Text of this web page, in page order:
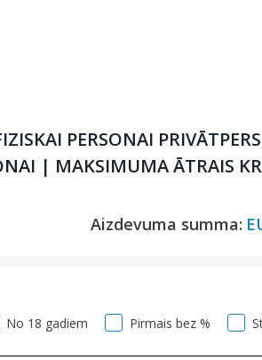
PERSONAI
| MAKSIMUMA ĀTRAIS
Aizdevuma summa:
No 18 gadiem Pirmais bez %